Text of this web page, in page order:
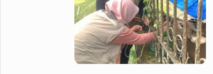
Infotainment
Health